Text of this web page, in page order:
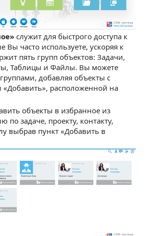
служит для быстрого доступа к
Вы часто используете, ускоряя к
пять групп объектов: Задачи,
Таблицы и Файлы. Вы можете
добавляя объекты с
расположенной на
объекты в избранное из
по задаче, проекту, контакту,
выбрав пункт «Добавить в